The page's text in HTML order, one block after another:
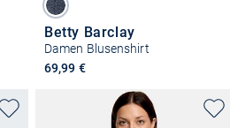
Betty Barclay
Damen Blusenshirt
69,99 €